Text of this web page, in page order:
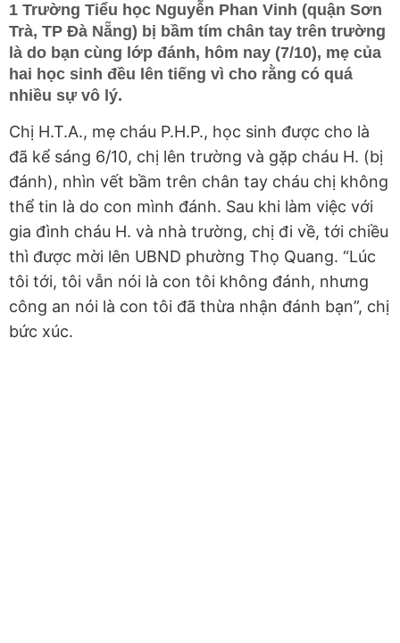
1 Trường Tiểu học Nguyễn Phan Vinh (quận Sơn
Trà, TP Đà Nẵng) bị bầm tím chân tay trên trường
là do bạn cùng lớp đánh, hôm nay (7/10), mẹ của
hai học sinh đều lên tiếng vì cho rằng có quá
nhiều sự vô lý.
Chị H.T.A., mẹ cháu P.H.P., học sinh được cho là
đã kể sáng 6/10, chị lên trường và gặp cháu H. (bị
đánh), nhìn vết bầm trên chân tay cháu chị không
thể tin là do con mình đánh. Sau khi làm việc với
gia đình cháu H. và nhà trường, chị đi về, tới chiều
thì được mời lên UBND phường Thọ Quang. “Lúc
tôi tới, tôi vẫn nói là con tôi không đánh, nhưng
công an nói là con tôi đã thừa nhận đánh bạn”, chị
bức xúc.